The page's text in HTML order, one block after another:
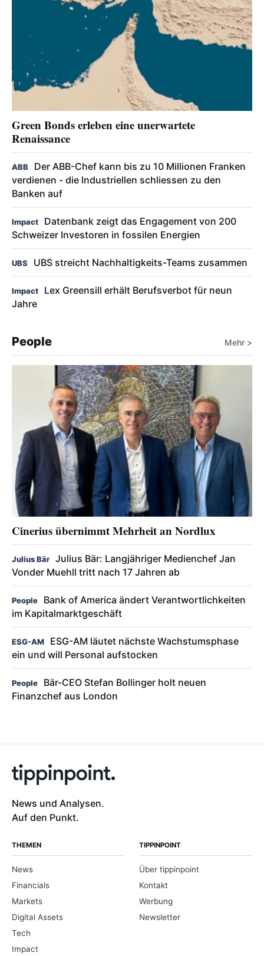
Green Bonds erleben eine unerwartete
Renaissance
ABB
Der ABB-Chef kann bis zu 10 Millionen Franken
verdienen - die Industriellen schliessen zu den
Banken auf
Impact
Datenbank zeigt das Engagement von 200
Schweizer Investoren in fossilen Energien
UBS UBS streicht Nachhaltigkeits-Teams zusammen
Impact
Lex Greensill erhält Berufsverbot für neun
Jahre
People Mehr >
Cinerius übernimmt Mehrheit an Nordlux
Julius Bär
Julius Bär: Langjähriger Medienchef Jan
Vonder Muehll tritt nach 17 Jahren ab
People
Bank of America ändert Verantwortlichkeiten
im Kapitalmarktgeschäft
ESG-AM
ESG-AM läutet nächste Wachstumsphase
ein und will Personal aufstocken
People
Bär-CEO Stefan Bollinger holt neuen
Finanzchef aus London
News und Analysen.
Auf den Punkt.
THEMEN
News
Financials
Markets
Digital Assets
Tech
Impact
TIPPINPOINT
Über tippinpoint
Kontakt
Werbung
Newsletter